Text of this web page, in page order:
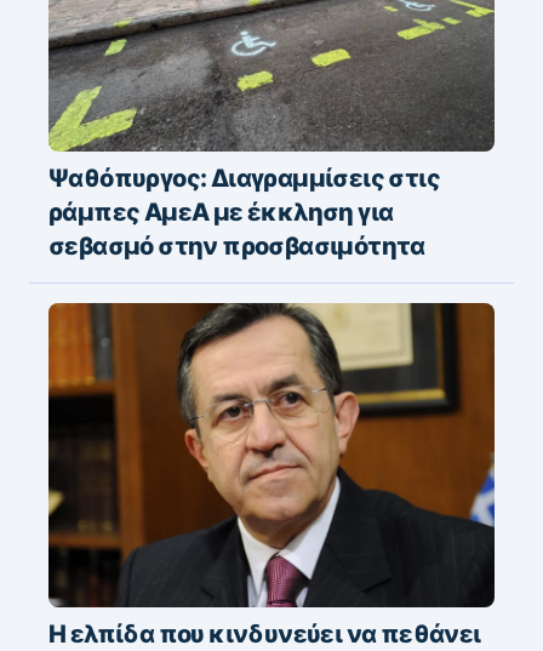
Ψαθόπυργος: Διαγραμμίσεις στις
ράμπες ΑμεΑ με έκκληση για
σεβασμό στην προσβασιμότητα
Η ελπίδα που κινδυνεύει να πεθάνει